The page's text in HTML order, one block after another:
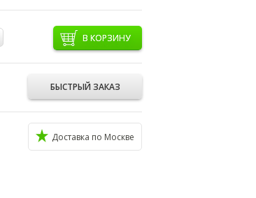
В КОРЗИНУ
БЫСТРЫЙ ЗАКАЗ
Доставка по Москве